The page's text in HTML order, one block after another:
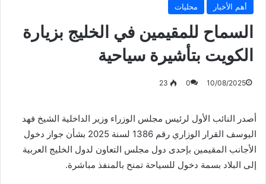
أهم الأخبار محليات
السماح للمقيمين في الخليج بزيارة
الكويت بتأشيرة سياحية
10/08/2025
0
23
أصدر النائب الأول لرئيس مجلس الوزراء وزير الداخلية الشيخ فهد
اليوسف القرار الوزاري رقم 1386 لسنة 2025 بشأن جواز دخول
الأجانب المقيمين بإحدى دول مجلس التعاون لدول الخليج العربية
إلى البلاد بسمة دخول للسياحة تمنح بالمنفذ مباشرة.